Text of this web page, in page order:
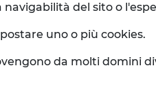
del sito o
uno o più cookies.
da molti domini